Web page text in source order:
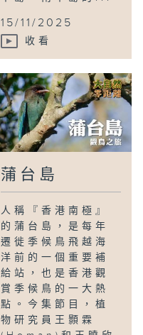
15/11/2025
收看
蒲台島
人稱『香港南極』
的蒲台島，是每年
遷徙季候鳥飛越海
洋前的一個重要補
給站，也是香港觀
賞季候鳥的一大熱
點。今集節目，植
物研究員王顥霖